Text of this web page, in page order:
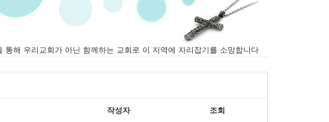
통해 우리교회가 아닌 함께하는 교회로 이 지역에 자리잡기를 소망합니다
작성자 조회